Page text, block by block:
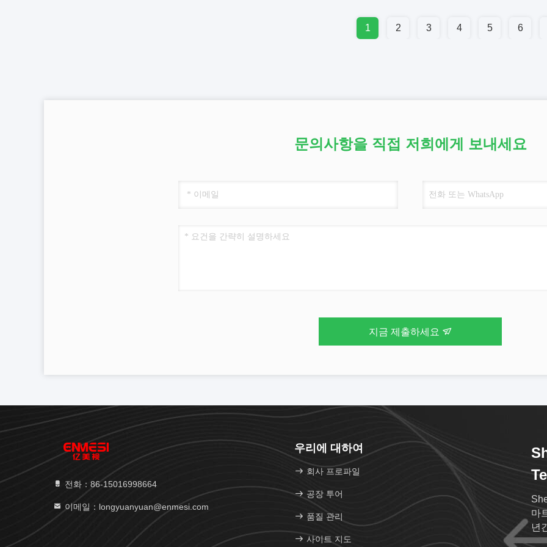
1 2 3 4 5 6
문의사항을 직접 저희에게 보내세요
지금 제출하세요
전화：86-15016998664
이메일：longyuanyuan@enmesi.com
우리에 대하여
회사 프로파일
공장 투어
품질 관리
사이트 지도
마
년